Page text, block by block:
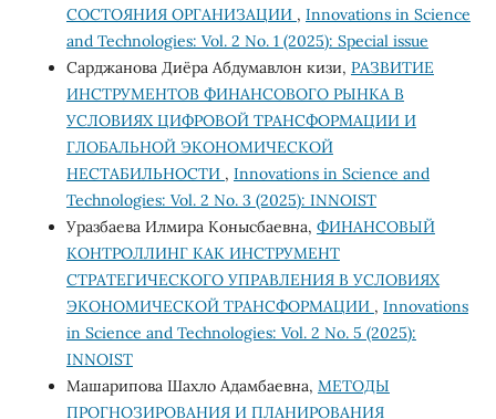
СОСТОЯНИЯ ОРГАНИЗАЦИИ , Innovations in Science
and Technologies: Vol. 2 No. 1 (2025): Special issue
Сарджанова Диёра Абдумавлон кизи, РАЗВИТИЕ
ИНСТРУМЕНТОВ ФИНАНСОВОГО РЫНКА В
УСЛОВИЯХ ЦИФРОВОЙ ТРАНСФОРМАЦИИ И
ГЛОБАЛЬНОЙ ЭКОНОМИЧЕСКОЙ
НЕСТАБИЛЬНОСТИ , Innovations in Science and
Technologies: Vol. 2 No. 3 (2025): INNOIST
Уразбаева Илмира Конысбаевна, ФИНАНСОВЫЙ
КОНТРОЛЛИНГ КАК ИНСТРУМЕНТ
СТРАТЕГИЧЕСКОГО УПРАВЛЕНИЯ В УСЛОВИЯХ
ЭКОНОМИЧЕСКОЙ ТРАНСФОРМАЦИИ , Innovations
in Science and Technologies: Vol. 2 No. 5 (2025):
INNOIST
Машарипова Шахло Адамбаевна, МЕТОДЫ
ПРОГНОЗИРОВАНИЯ И ПЛАНИРОВАНИЯ